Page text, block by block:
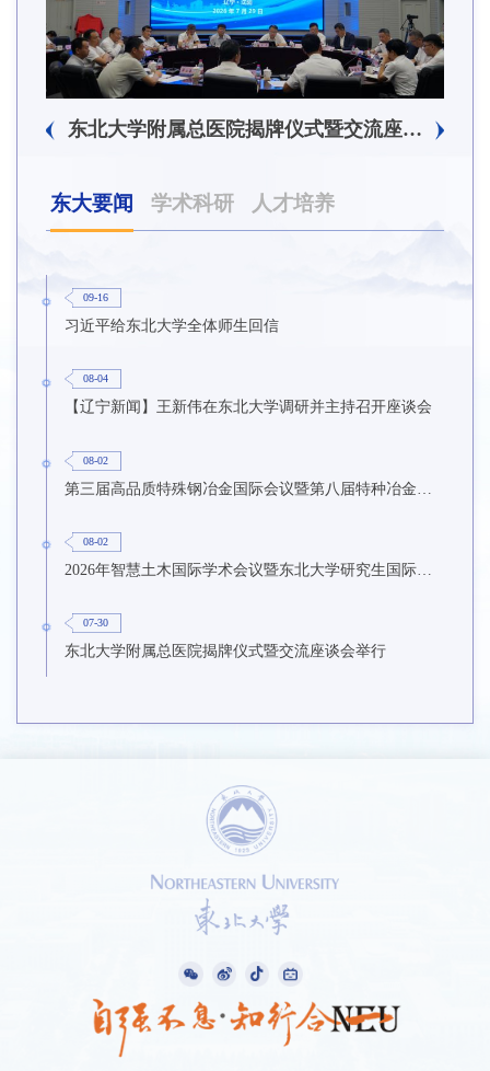
东北大学附属总医院揭牌仪式暨交流座谈会举行
东大要闻 学术科研 人才培养
09-16
习近平给东北大学全体师生回信
08-04
【辽宁新闻】王新伟在东北大学调研并主持召开座谈会
08-02
08-02
2026年智慧土木国际学术会议暨东北大学研究生国际暑期学校第九期在东北大学召开
07-30
东北大学附属总医院揭牌仪式暨交流座谈会举行